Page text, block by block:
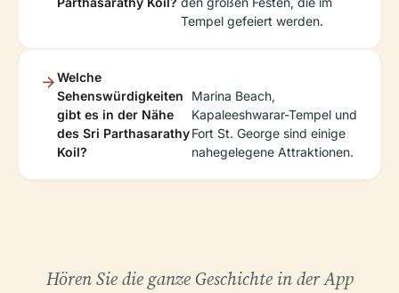
Tempel gefeiert werden.
Welche
Sehenswürdigkeiten
gibt es in der Nähe
des Sri Parthasarathy
Koil?
Marina Beach,
Kapaleeshwarar-Tempel und
Fort St. George sind einige
nahegelegene Attraktionen.
Hören Sie die ganze Geschichte in der App